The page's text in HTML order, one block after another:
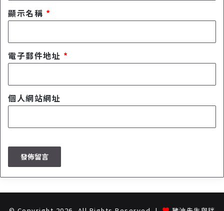
顯示名稱 *
電子郵件地址 *
個人網站網址